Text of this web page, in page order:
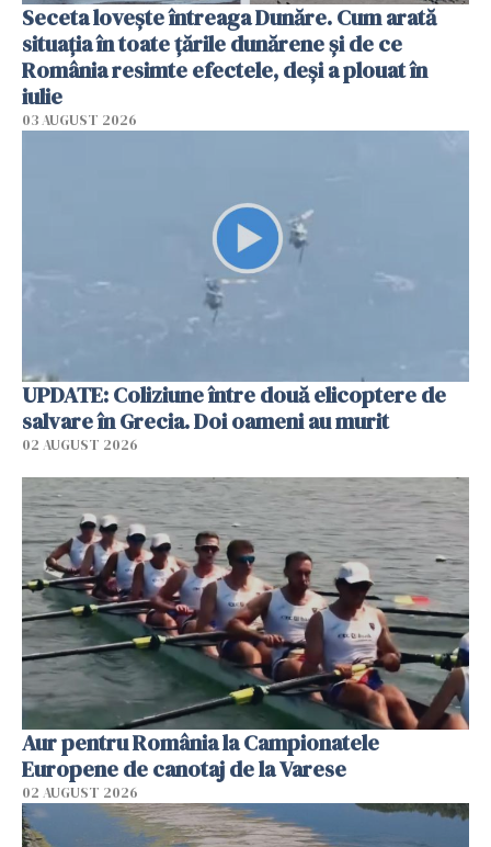
Seceta lovește întreaga Dunăre. Cum arată
situația în toate țările dunărene și de ce
România resimte efectele, deși a plouat în
iulie
03 AUGUST 2026
UPDATE: Coliziune între două elicoptere de
salvare în Grecia. Doi oameni au murit
02 AUGUST 2026
Aur pentru România la Campionatele
Europene de canotaj de la Varese
02 AUGUST 2026